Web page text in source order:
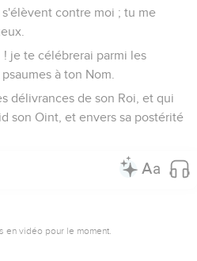
contre moi ; tu me
je te célébrerai parmi les
à ton Nom.
délivrances de son Roi, et qui
son Oint, et envers sa postérité
en vidéo pour le moment.